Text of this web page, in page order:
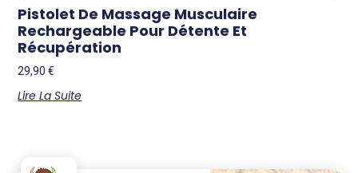
Pistolet De Massage Musculaire
Rechargeable Pour Détente Et
Récupération
29,90€
Lire La Suite